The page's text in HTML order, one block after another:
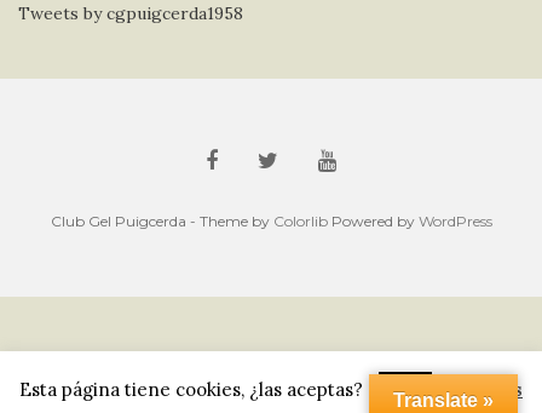
Tweets by cgpuigcerda1958
Club Gel Puigcerda - Theme by ColorlibPowered by WordPress
Esta página tiene cookies, ¿las aceptas? . OK Leer más
Translate »